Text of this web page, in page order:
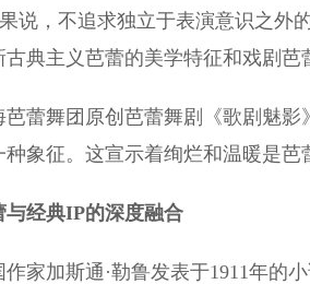
，不追求独立于表演意识之外的
古典主义芭蕾的美学特征和戏剧芭
舞团原创芭蕾舞剧《歌剧魅影
种象征。这宣示着绚烂和温暖是芭
与经典IP的深度融合
加斯通·勒鲁发表于1911年的小